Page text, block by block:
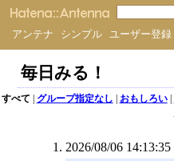
アンテナ シンプル ユーザー登録
毎日みる！
すべて | グループ指定なし | おもしろい|
2026/08/06 14:13:35